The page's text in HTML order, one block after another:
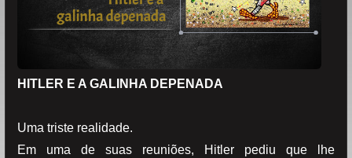
HITLER E A GALINHA DEPENADA
Uma triste realidade.
Em uma de suas reuniões, Hitler pediu que lhe